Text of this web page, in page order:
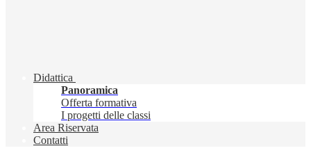
Didattica
Panoramica
Offerta formativa
I progetti delle classi
Area Riservata
Contatti